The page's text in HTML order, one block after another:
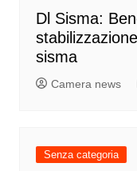
Dl Sisma:
sisma
Camera news
Senza categoria